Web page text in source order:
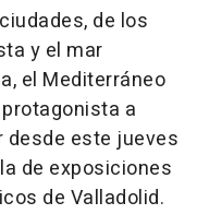
de los
y el mar
el Mediterráneo
a
desde este jueves
de exposiciones
de Valladolid.